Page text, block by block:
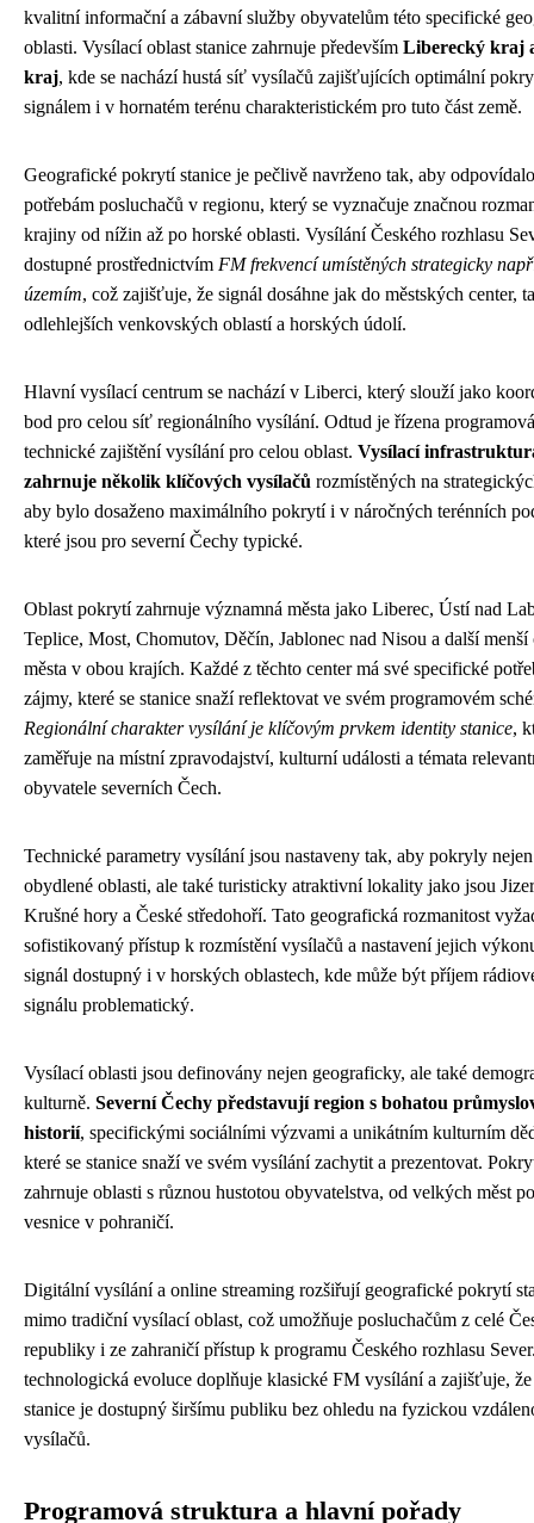
kvalitní informační a zábavní služby obyvatelům této specifické
oblasti. Vysílací oblast stanice zahrnuje především Liberecký kraj
kraj, kde se nachází hustá síť vysílačů zajišťujících optimální
signálem i v hornatém terénu charakteristickém pro tuto část země.
Geografické pokrytí stanice je pečlivě navrženo tak, aby odpovídalo
potřebám posluchačů v regionu, který se vyznačuje značnou
krajiny od nížin až po horské oblasti. Vysílání Českého rozhlasu
dostupné prostřednictvím FM frekvencí umístěných strategicky
územím, což zajišťuje, že signál dosáhne jak do městských center,
odlehlejších venkovských oblastí a horských údolí.
Hlavní vysílací centrum se nachází v Liberci, který slouží jako
bod pro celou síť regionálního vysílání. Odtud je řízena
technické zajištění vysílání pro celou oblast. Vysílací
zahrnuje několik klíčových vysílačů rozmístěných na
aby bylo dosaženo maximálního pokrytí i v náročných terénních
které jsou pro severní Čechy typické.
Oblast pokrytí zahrnuje významná města jako Liberec, Ústí nad
Teplice, Most, Chomutov, Děčín, Jablonec nad Nisou a další menší
města v obou krajích. Každé z těchto center má své specifické
zájmy, které se stanice snaží reflektovat ve svém programovém
Regionální charakter vysílání je klíčovým prvkem identity stanice,
zaměřuje na místní zpravodajství, kulturní události a témata
obyvatele severních Čech.
Technické parametry vysílání jsou nastaveny tak, aby pokryly
obydlené oblasti, ale také turisticky atraktivní lokality jako jsou
Krušné hory a České středohoří. Tato geografická rozmanitost
sofistikovaný přístup k rozmístění vysílačů a nastavení jejich
signál dostupný i v horských oblastech, kde může být příjem
signálu problematický.
Vysílací oblasti jsou definovány nejen geograficky, ale také
kulturně. Severní Čechy představují region s bohatou
historií, specifickými sociálními výzvami a unikátním kulturním
které se stanice snaží ve svém vysílání zachytit a prezentovat.
zahrnuje oblasti s různou hustotou obyvatelstva, od velkých měst
vesnice v pohraničí.
Digitální vysílání a online streaming rozšiřují geografické pokrytí
mimo tradiční vysílací oblast, což umožňuje posluchačům z celé
republiky i ze zahraničí přístup k programu Českého rozhlasu
technologická evoluce doplňuje klasické FM vysílání a zajišťuje, že
stanice je dostupný širšímu publiku bez ohledu na fyzickou
vysílačů.
Programová struktura a hlavní pořady